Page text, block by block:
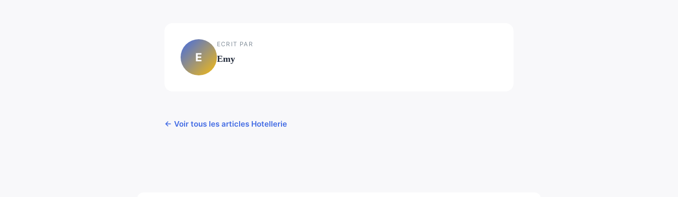
E
ECRIT PAR
Emy
← Voir tous les articles Hotellerie